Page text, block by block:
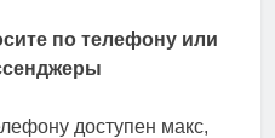
по телефону или
доступен макс,